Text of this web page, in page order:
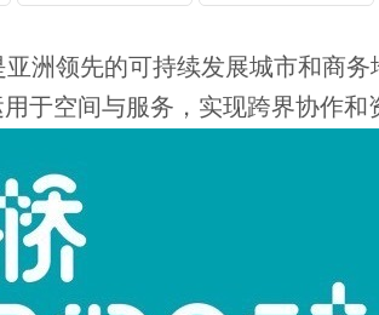
亚洲领先的可持续发展城市和商
空间与服务，实现跨界协作和资